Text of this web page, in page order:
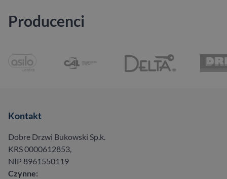
Producenci
Kontakt
Dobre Drzwi Bukowski Sp.k.
KRS 0000612853,
NIP 8961550119
Czynne: